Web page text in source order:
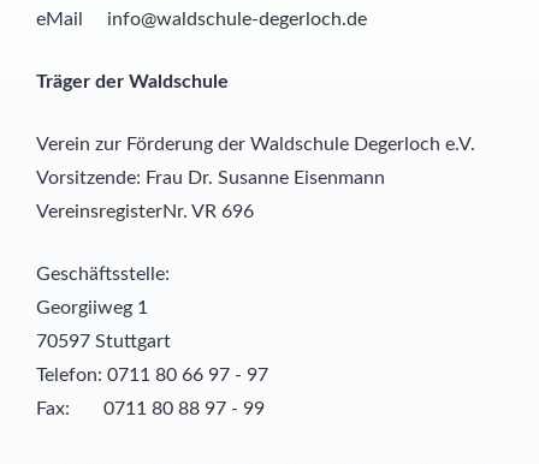
eMail info@waldschule-degerloch.de
Träger der Waldschule
Verein zur Förderung der Waldschule Degerloch e.V.
Vorsitzende: Frau Dr. Susanne Eisenmann
VereinsregisterNr. VR 696
Geschäftsstelle:
Georgiiweg 1
70597 Stuttgart
Telefon: 0711 80 66 97 - 97
Fax: 0711 80 88 97 - 99